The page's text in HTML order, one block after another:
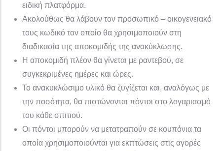
ειδική πλατφόρμα.
Ακολούθως θα λάβουν τον προσωπικό – οικογενειακό
τους κωδικό τον οποίο θα χρησιμοποιούν στη
διαδικασία της αποκομιδής της ανακύκλωσης.
Η αποκομιδή πλέον θα γίνεται με ραντεβού, σε
συγκεκριμένες ημέρες και ώρες.
Το ανακυκλώσιμο υλικό θα ζυγίζεται και, αναλόγως με
την ποσότητα, θα πιστώνονται πόντοι στο λογαριασμό
του κάθε σπιτιού.
Οι πόντοι μπορούν να μετατραπούν σε κουπόνια τα
οποία χρησιμοποιούνται για εκπτώσεις στις αγορές